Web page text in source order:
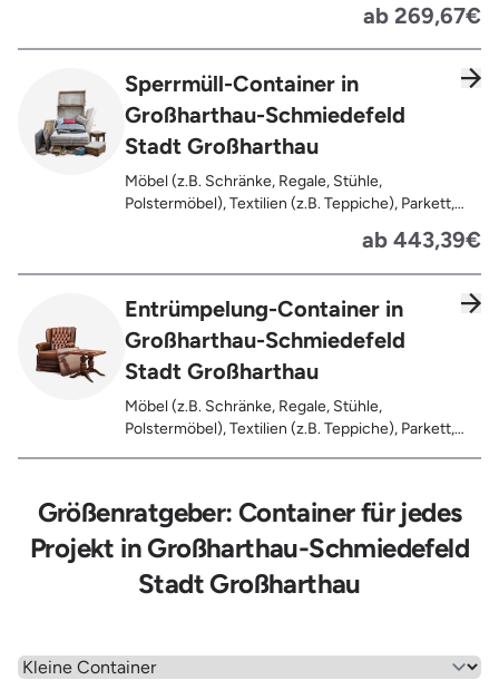
behandeltes Holz (=schadstoffbelastet),
Verfaultes oder verbranntes Holz, Fensterrahmen,
Bahnschwellen, Pflanzfähle, Jägerzaun
ab 269,67€
Sperrmüll-Container in
Großharthau-Schmiedefeld
Stadt Großharthau
Möbel (z.B. Schränke, Regale, Stühle,
Polstermöbel), Textilien (z.B. Teppiche), Parkett,
Koffer, Fensterholz oder Türholz / Türen (ohne
Glas), Fahrräder, Matratzen, Spielzeug, Bücher,
Laminat
ab 443,39€
Entrümpelung-Container in
Großharthau-Schmiedefeld
Stadt Großharthau
Möbel (z.B. Schränke, Regale, Stühle,
Polstermöbel), Textilien (z.B. Teppiche), Parkett,
Fässer, Eimer, Sonstiger Hausstand
Größenratgeber: Container für jedes
Projekt in Großharthau-Schmiedefeld
Stadt Großharthau
Wähle einen Menüpunkt aus